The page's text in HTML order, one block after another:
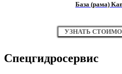
База (рама)
УЗНАТЬ
Спецгидросервис